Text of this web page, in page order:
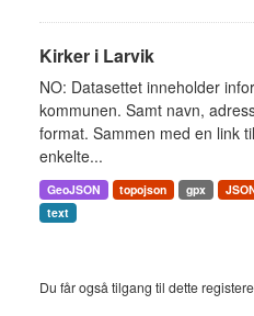
Kirker i Larvik
NO: Datasettet inneholder
kommunen. Samt navn,
format. Sammen med en link
enkelte...
GeoJSON topojson gpx
text
Du får også tilgang til dette